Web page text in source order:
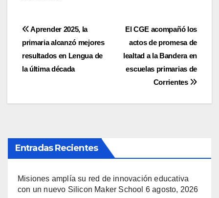
Navegación
de
entradas
El CGE acompañó los
actos de promesa de
lealtad a la Bandera en
escuelas primarias de
Corrientes
Aprender 2025, la
primaria alcanzó mejores
resultados en Lengua de
la última década
Entradas Recientes
Misiones amplía su red de innovación educativa
con un nuevo Silicon Maker School 6 agosto, 2026